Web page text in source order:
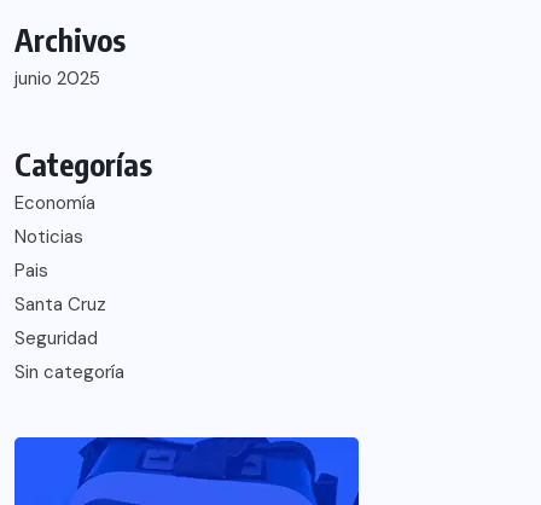
Archivos
junio 2025
Categorías
Economía
Noticias
Pais
Santa Cruz
Seguridad
Sin categoría